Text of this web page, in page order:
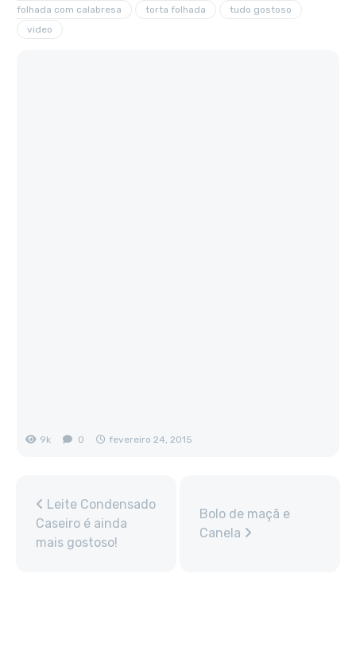
folhada com calabresa
torta folhada
tudo gostoso
video
9k 0 fevereiro 24, 2015
Leite Condensado
Caseiro é ainda
mais gostoso!
Bolo de maçã e
Canela